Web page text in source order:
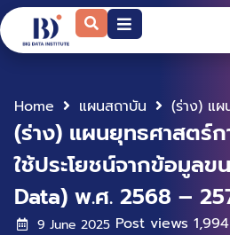
Home แผนสถาบัน
(ร่าง) แผนยุทธศาสตร์ก
ใช้ประโยชน์จากข้อมูล
Data) พ.ศ. 2568 –
9 June 2025 Post views 1,994